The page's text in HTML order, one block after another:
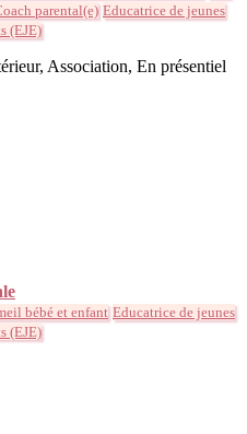
parental(e) Educatrice de jeunes
(EJE)
Association, En présentiel
bébé et enfant Educatrice de jeunes
(EJE)